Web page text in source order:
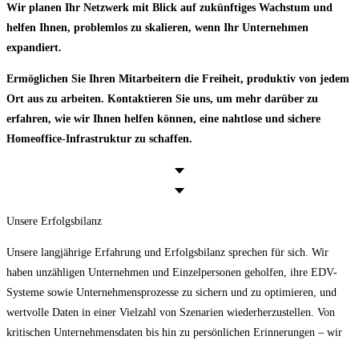
Wir planen Ihr Netzwerk mit Blick auf zukünftiges Wachstum und
helfen Ihnen, problemlos zu skalieren, wenn Ihr Unternehmen
expandiert.
Ermöglichen Sie Ihren Mitarbeitern die Freiheit, produktiv von jedem
Ort aus zu arbeiten. Kontaktieren Sie uns, um mehr darüber zu
erfahren, wie wir Ihnen helfen können, eine nahtlose und sichere
Homeoffice-Infrastruktur zu schaffen.
Unsere Erfolgsbilanz
Unsere langjährige Erfahrung und Erfolgsbilanz sprechen für sich. Wir
haben unzähligen Unternehmen und Einzelpersonen geholfen, ihre EDV-
Systeme sowie Unternehmensprozesse zu sichern und zu optimieren, und
wertvolle Daten in einer Vielzahl von Szenarien wiederherzustellen. Von
kritischen Unternehmensdaten bis hin zu persönlichen Erinnerungen – wir